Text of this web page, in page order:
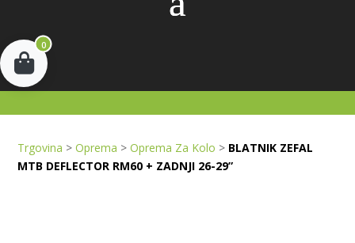
0
Trgovina >Oprema >Oprema Za Kolo > BLATNIK ZEFAL
MTB DEFLECTOR RM60 + ZADNJI 26-29”